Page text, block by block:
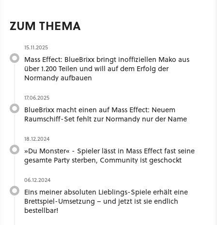
ZUM THEMA
15.11.2025
Mass Effect: BlueBrixx bringt inoffiziellen Mako aus
über 1.200 Teilen und will auf dem Erfolg der
Normandy aufbauen
17.06.2025
BlueBrixx macht einen auf Mass Effect: Neuem
Raumschiff-Set fehlt zur Normandy nur der Name
18.12.2024
»Du Monster« - Spieler lässt in Mass Effect fast seine
gesamte Party sterben, Community ist geschockt
06.12.2024
Eins meiner absoluten Lieblings-Spiele erhält eine
Brettspiel-Umsetzung – und jetzt ist sie endlich
bestellbar!